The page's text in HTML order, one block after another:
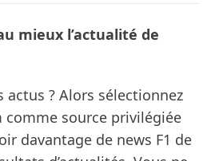
mieux l’actualité de
actus ? Alors sélectionnez
source privilégiée
davantage de news F1 de